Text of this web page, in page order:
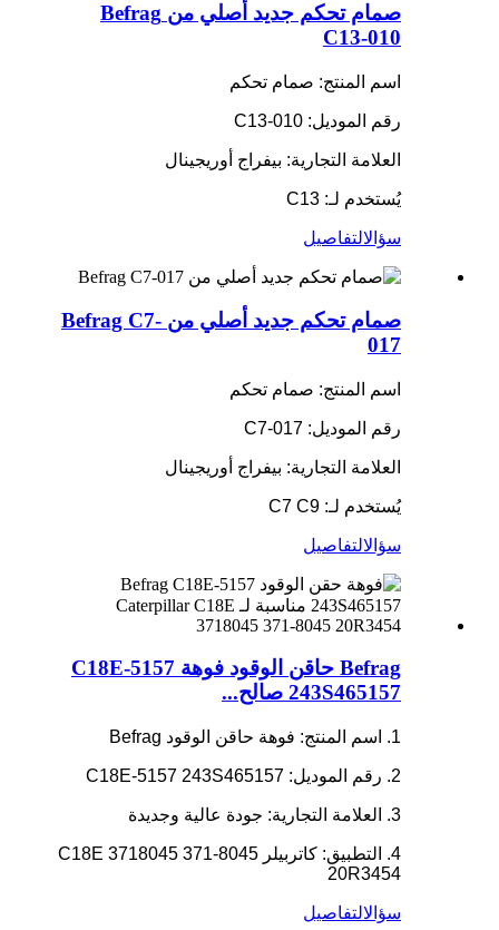
صمام تحكم جديد أصلي من Befrag
C13-010
اسم المنتج: صمام تحكم
رقم الموديل: C13-010
العلامة التجارية: بيفراج أوريجينال
يُستخدم لـ: C13
سؤالالتفاصيل
صمام تحكم جديد أصلي من Befrag C7-
017
اسم المنتج: صمام تحكم
رقم الموديل: C7-017
العلامة التجارية: بيفراج أوريجينال
يُستخدم لـ: C7 C9
سؤالالتفاصيل
Befrag حاقن الوقود فوهة C18E-5157
243S465157 صالح...
1. اسم المنتج: فوهة حاقن الوقود Befrag
2. رقم الموديل: C18E-5157 243S465157
3. العلامة التجارية: جودة عالية وجديدة
4. التطبيق: كاتربيلر C18E 3718045 371-8045
20R3454
سؤالالتفاصيل